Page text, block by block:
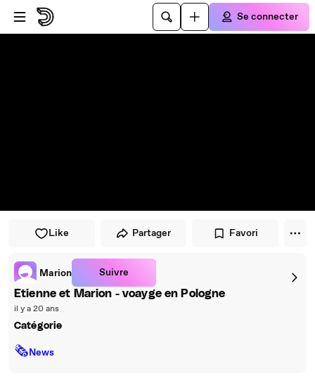
Passer au player
Passer au contenu principal
Se connecter
Like Partager Favori
Marion Suivre
Etienne et Marion - voayge en Pologne
il y a 20 ans
Catégorie
🗞News